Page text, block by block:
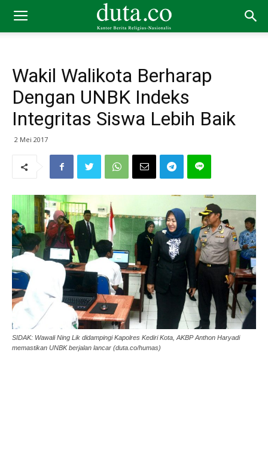
Wakil Walikota Berharap
Dengan UNBK Indeks
Integritas Siswa Lebih Baik
2 Mei 2017
SIDAK: Wawali Ning Lik didampingi Kapolres Kediri Kota, AKBP Anthon Haryadi
memastikan UNBK berjalan lancar (duta.co/humas)